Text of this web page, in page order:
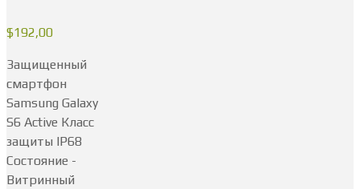
$192,00
Защищенный
смартфон
Samsung Galaxy
S6 Active Класс
защиты IP68
Состояние -
Витринный